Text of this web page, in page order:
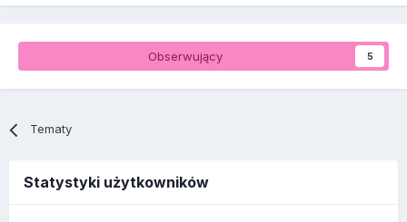
Obserwujący 5
Tematy
Statystyki użytkowników